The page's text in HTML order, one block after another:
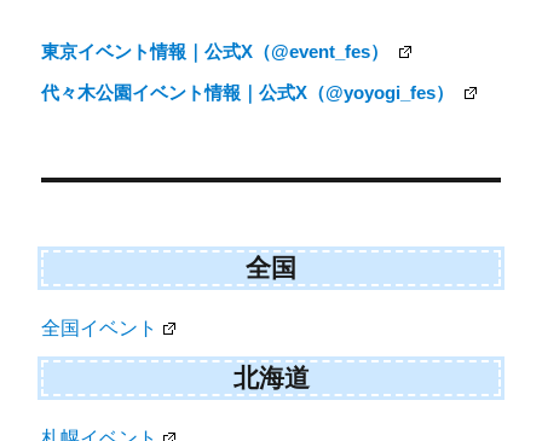
ビ
ゲ
シ
ン
東京イベント情報｜公式X（@event_fes）
代々木公園イベント情報｜公式X（@yoyogi_fes）
全国
全国イベント
北海道